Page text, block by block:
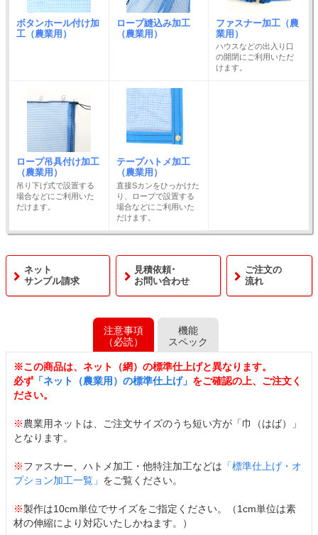
ボタンホール付け加
工（農業用）
ロープ縫込み加工
（農業用）
ファスナー加工（農
業用）
ハウスなどの出入り口
の開閉にご利用いただ
けます。
ロープ吊具付け加工
（農業用）
吊り下げ式で設置する
場合などにご利用いた
だけます。
テープハトメ加工
（農業用）
直接Sカンをひっかけた
り、ロープで設置する
場合などにご利用いた
だけます。
注意事項
（必読）
機能
スペック
ネット
サンプル請求
見積依頼･
お問い合わせ
ご注文の
流れ
※この商品は、ネット（網）の標準仕上げと異なります。
必ず 「ネット（農業用）の標準仕上げ」 をご確認の上、ご注文く
ださい。
※農業用ネットは、ご注文サイズのうち短い方が「巾（はば）」
となります。
※ファスナー、ハトメ加工・他特注加工などは 「標準仕上げ・オ
プション加工一覧」 をご覧ください。
※製作は10cm単位でサイズをご指定ください。（1cm単位は素
材の伸縮により対応いたしかねます。）